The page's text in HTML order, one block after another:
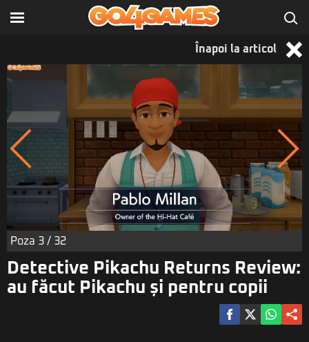
Înapoi la articol
Poza 3 / 32
Detective Pikachu Returns Review:
au făcut Pikachu și pentru copii